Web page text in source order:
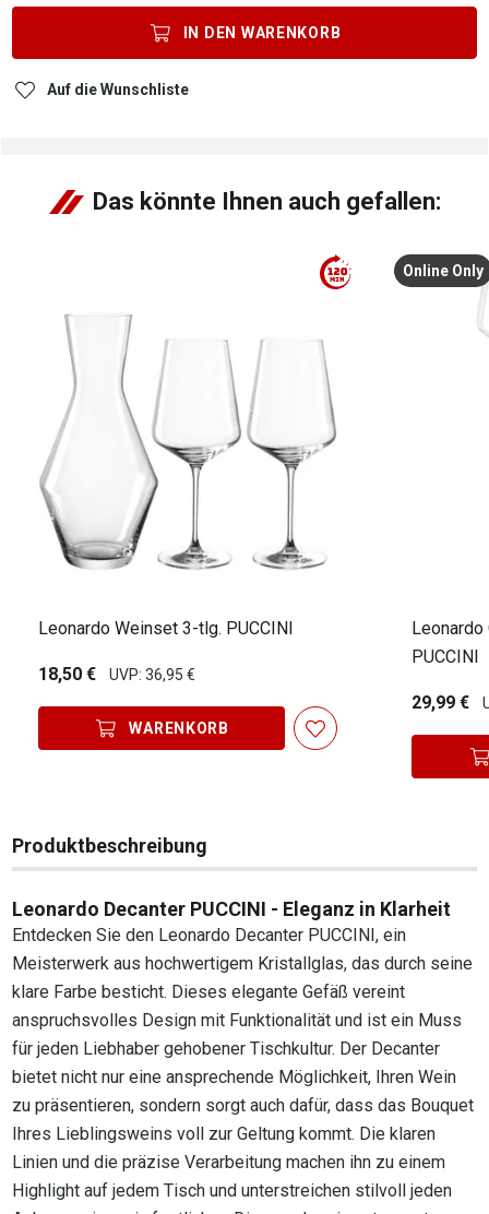
IN DEN WARENKORB
Auf die Wunschliste
Das könnte Ihnen auch gefallen:
Leonardo Weinset 3-tlg. PUCCINI
18,50 € UVP: 36,95 €
WARENKORB
Online Only
PUCCINI
29,99 €
Produktbeschreibung
Leonardo Decanter PUCCINI - Eleganz in Klarheit
Entdecken Sie den Leonardo Decanter PUCCINI, ein
Meisterwerk aus hochwertigem Kristallglas, das durch seine
klare Farbe besticht. Dieses elegante Gefäß vereint
anspruchsvolles Design mit Funktionalität und ist ein Muss
für jeden Liebhaber gehobener Tischkultur. Der Decanter
bietet nicht nur eine ansprechende Möglichkeit, Ihren Wein
zu präsentieren, sondern sorgt auch dafür, dass das Bouquet
Ihres Lieblingsweins voll zur Geltung kommt. Die klaren
Linien und die präzise Verarbeitung machen ihn zu einem
Highlight auf jedem Tisch und unterstreichen stilvoll jeden